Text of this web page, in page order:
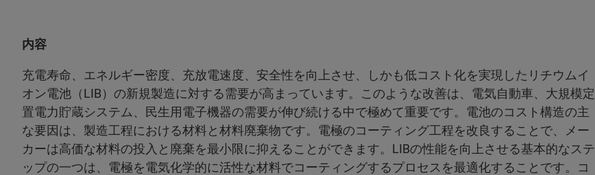
内容
充電寿命、エネルギー密度、充放電速度、安全性を向上させ、しかも低コスト化を実現したリチウムイ
オン電池（LIB）の新規製造に対する需要が高まっています。このような改善は、電気自動車、大規模定
置電力貯蔵システム、民生用電子機器の需要が伸び続ける中で極めて重要です。電池のコスト構造の主
な要因は、製造工程における材料と材料廃棄物です。電極のコーティング工程を改良することで、メー
カーは高価な材料の投入と廃棄を最小限に抑えることができます。LIBの性能を向上させる基本的なステ
ップの一つは、電極を電気化学的に活性な材料でコーティングするプロセスを最適化することです。コ